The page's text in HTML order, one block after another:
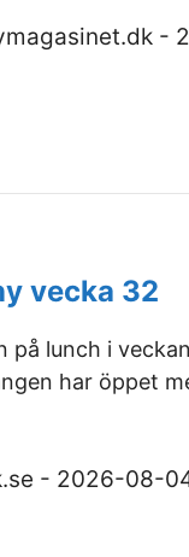
-
vecka 32
på lunch i
har öppet
- 2026-08-